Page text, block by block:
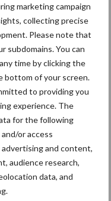
marketing campaign
collecting precise
Please note that
subdomains. You can
time by clicking the
bottom of your screen.
to providing you
experience. The
for the following
or access
advertising and content,
audience research,
data, and
Partner nieuws
Ligbox &
Voerhekken